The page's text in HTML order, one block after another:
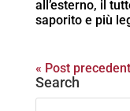
all’esterno, il
saporito e più
« Post
Search